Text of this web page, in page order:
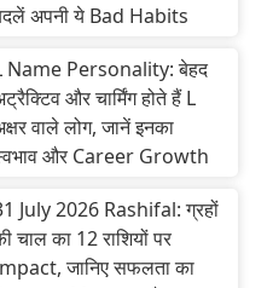
अपनी ये Bad Habits
Name Personality: बेहद
और चार्मिंग होते हैं L
वाले लोग, जानें इनका
और Career Growth
July 2026 Rashifal: ग्रहों
चाल का 12 राशियों पर
जानिए सफलता का